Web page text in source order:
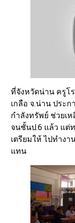
ที่จังหวัดน่าน ครูโ
เกลือ จ.น่าน ประ
กำลังทรัพย์ ช่วยเห
จนชั้นป.6 แล้ว แต่
เตรียมให้ ไปทำงา
แทน